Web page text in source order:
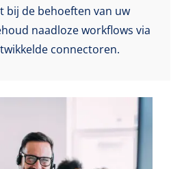
bij de behoeften van uw
naadloze workflows via
connectoren.